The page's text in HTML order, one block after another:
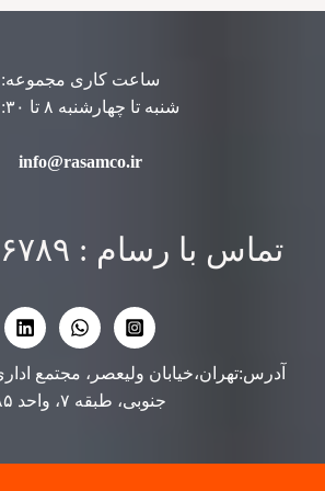
ساعت کاری مجموعه:
شنبه تا چهارشنبه ۸ تا ۱۷:۳۰
info@rasamco.ir
تماس با رسام : ۰۲۱۸۸۹۱۶۷۸۹
آدرس:تهران،خیابان ولیعصر، مجتمع
جنوبی، طبقه ۷، واحد ۸۵